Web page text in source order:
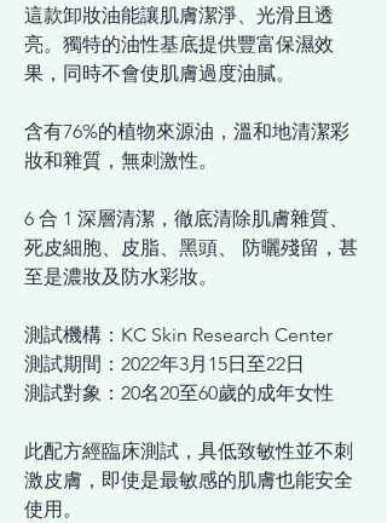
這款卸妝油能讓肌膚潔淨、光滑且透
亮。獨特的油性基底提供豐富保濕效
果，同時不會使肌膚過度油膩。
含有76%的植物來源油，溫和地清潔彩
妝和雜質，無刺激性。
6 合 1 深層清潔，徹底清除肌膚雜質、
死皮細胞、皮脂、黑頭、 防曬殘留，甚
至是濃妝及防水彩妝。
測試機構：KC Skin Research Center
測試期間：2022年3月15日至22日
測試對象：20名20至60歲的成年女性
此配方經臨床測試，具低致敏性並不刺
激皮膚，即使是最敏感的肌膚也能安全
使用。